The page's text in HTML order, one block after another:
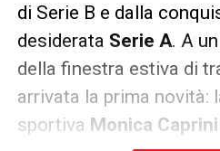
di Serie B e dalla
desiderata Serie A. A
della finestra estiva di
arrivata la prima novità:
sportiva Monica